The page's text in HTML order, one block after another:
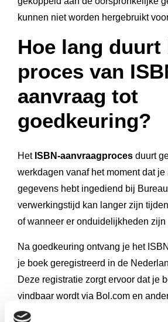
kunnen niet worden hergebruikt
Hoe lang duurt
proces van
aanvraag tot
goedkeuring?
Het ISBN-aanvraagproces duurt
werkdagen vanaf het moment dat
gegevens hebt ingediend bij
verwerkingstijd kan langer zijn
of wanneer er onduidelijkheden zijn
Na goedkeuring ontvang je het
je boek geregistreerd in de
Deze registratie zorgt ervoor dat je
vindbaar wordt via Bol.com en
die deze database gebruiken.